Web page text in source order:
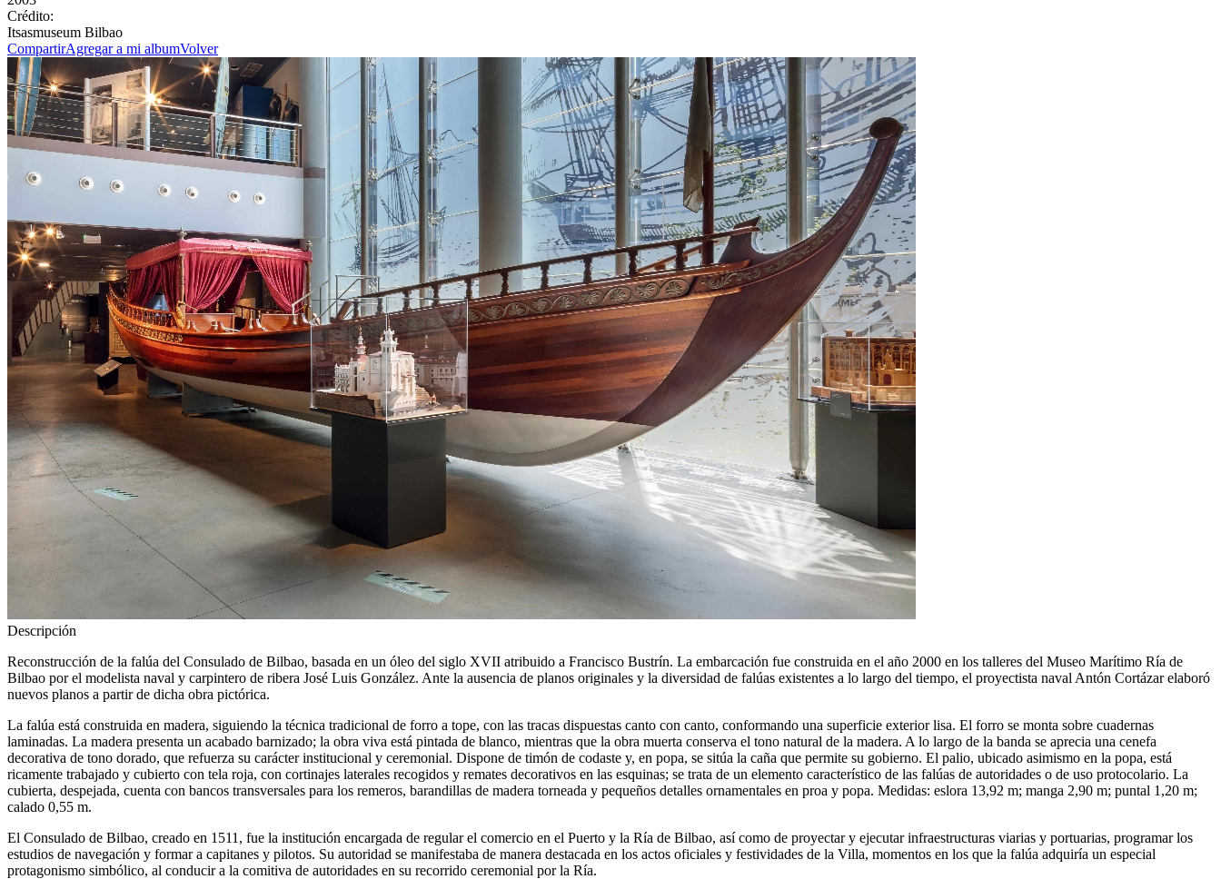
Crédito:
Itsasmuseum Bilbao
CompartirAgregar a mi albumVolver
Descripción
Reconstrucción de la falúa del Consulado de Bilbao, basada en un óleo del siglo XVII atribuido a Francisco Bustrín. La embarcación fue construida en el año 2000 en los talleres del Museo Marítimo Ría de
Bilbao por el modelista naval y carpintero de ribera José Luis González. Ante la ausencia de planos originales y la diversidad de falúas existentes a lo largo del tiempo, el proyectista naval Antón Cortázar elaboró
nuevos planos a partir de dicha obra pictórica.
La falúa está construida en madera, siguiendo la técnica tradicional de forro a tope, con las tracas dispuestas canto con canto, conformando una superficie exterior lisa. El forro se monta sobre cuadernas
laminadas. La madera presenta un acabado barnizado; la obra viva está pintada de blanco, mientras que la obra muerta conserva el tono natural de la madera. A lo largo de la banda se aprecia una cenefa
decorativa de tono dorado, que refuerza su carácter institucional y ceremonial. Dispone de timón de codaste y, en popa, se sitúa la caña que permite su gobierno. El palio, ubicado asimismo en la popa, está
ricamente trabajado y cubierto con tela roja, con cortinajes laterales recogidos y remates decorativos en las esquinas; se trata de un elemento característico de las falúas de autoridades o de uso protocolario. La
cubierta, despejada, cuenta con bancos transversales para los remeros, barandillas de madera torneada y pequeños detalles ornamentales en proa y popa. Medidas: eslora 13,92 m; manga 2,90 m; puntal 1,20 m;
calado 0,55 m.
El Consulado de Bilbao, creado en 1511, fue la institución encargada de regular el comercio en el Puerto y la Ría de Bilbao, así como de proyectar y ejecutar infraestructuras viarias y portuarias, programar los
estudios de navegación y formar a capitanes y pilotos. Su autoridad se manifestaba de manera destacada en los actos oficiales y festividades de la Villa, momentos en los que la falúa adquiría un especial
protagonismo simbólico, al conducir a la comitiva de autoridades en su recorrido ceremonial por la Ría.